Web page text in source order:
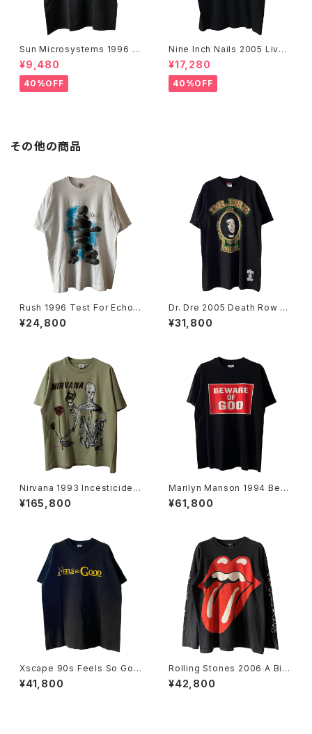
Sun Microsystems 1996 JA
VA DAY CMU '96 Promo Te
e
¥9,480
40%OFF
Nine Inch Nails 2005 Live
with Teeth Band Tee
¥17,280
40%OFF
その他の商品
Rush 1996 Test For Echo T
our Band Tee
¥24,800
Dr. Dre 2005 Death Row Re
cords The Chronic Rap Te
e
¥31,800
Nirvana 1993 Incesticide B
and Tee
¥165,800
Marilyn Manson 1994 Bew
are Of God Band Tee
¥61,800
Xscape 90s Feels So Goo
d Rap Tee
¥41,800
Rolling Stones 2006 A Big
ger Bang Tour L/S Band Te
e
¥42,800